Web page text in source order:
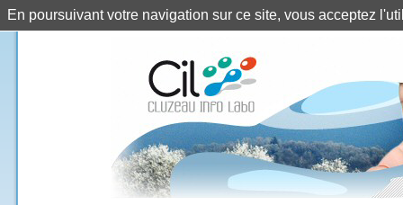
En poursuivant votre navigation sur ce site, vous acceptez